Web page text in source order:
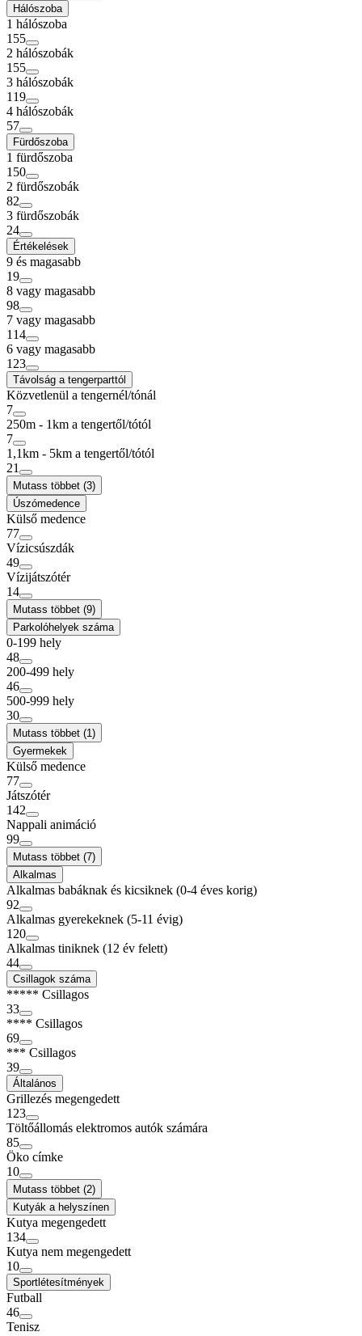
Hálószoba
1 hálószoba
155
2 hálószobák
155
3 hálószobák
119
4 hálószobák
57
Fürdőszoba
1 fürdőszoba
150
2 fürdőszobák
82
3 fürdőszobák
24
Értékelések
9 és magasabb
19
8 vagy magasabb
98
7 vagy magasabb
114
6 vagy magasabb
123
Távolság a tengerparttól
Közvetlenül a tengernél/tónál
7
250m - 1km a tengertől/tótól
7
1,1km - 5km a tengertől/tótól
21
Mutass többet (3)
Úszómedence
Külső medence
77
Vízicsúszdák
49
Vízijátszótér
14
Mutass többet (9)
Parkolóhelyek száma
0-199 hely
48
200-499 hely
46
500-999 hely
30
Mutass többet (1)
Gyermekek
Külső medence
77
Játszótér
142
Nappali animáció
99
Mutass többet (7)
Alkalmas
Alkalmas babáknak és kicsiknek (0-4 éves korig)
92
Alkalmas gyerekeknek (5-11 évig)
120
Alkalmas tiniknek (12 év felett)
44
Csillagok száma
***** Csillagos
33
**** Csillagos
69
*** Csillagos
39
Általános
Grillezés megengedett
123
Töltőállomás elektromos autók számára
85
Öko címke
10
Mutass többet (2)
Kutyák a helyszínen
Kutya megengedett
134
Kutya nem megengedett
10
Sportlétesítmények
Futball
46
Tenisz